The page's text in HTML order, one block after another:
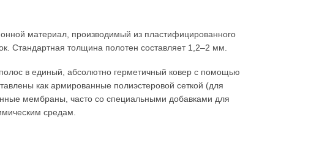
материал, производимый из пластифицированного
Стандартная толщина полотен составляет 1,2–2 мм.
в единый, абсолютно герметичный ковер с помощью
как армированные полиэстеровой сеткой (для
мембраны, часто со специальными добавками для
средам.